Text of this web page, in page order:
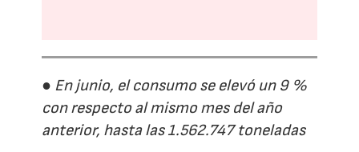
● En junio, el consumo se elevó un 9 %
con respecto al mismo mes del año
anterior, hasta las 1.562.747 toneladas